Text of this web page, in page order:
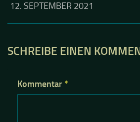
12. SEPTEMBER 2021
SCHREIBE EINEN
Kommentar *